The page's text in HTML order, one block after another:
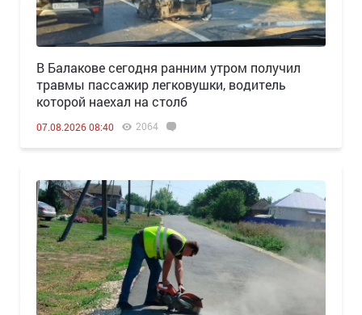
В Балакове сегодня ранним утром получил
травмы пассажир легковушки, водитель
которой наехал на столб
07.08.2026 08:40 2064